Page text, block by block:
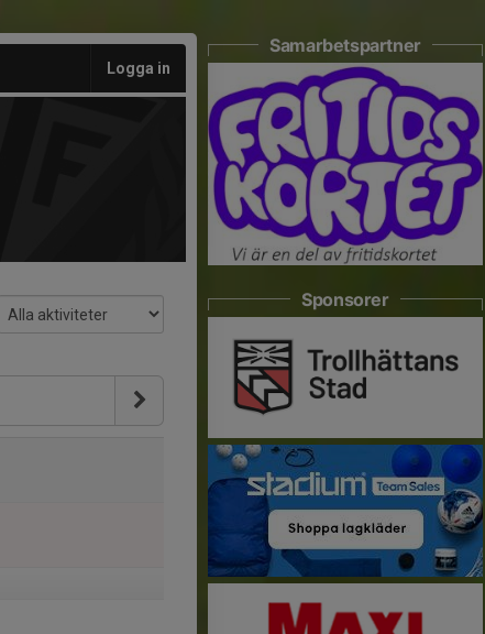
Logga in
Samarbetspartner
Sponsorer